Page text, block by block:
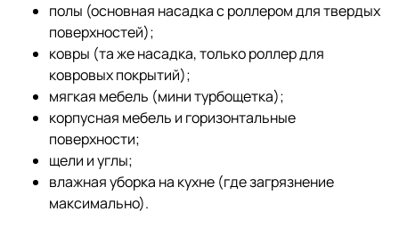
полы (основная насадка с роллером для твердых
поверхностей);
ковры (та же насадка, только роллер для
ковровых покрытий);
мягкая мебель (мини турбощетка);
корпусная мебель и горизонтальные
поверхности;
щели и углы;
влажная уборка на кухне (где загрязнение
максимально).